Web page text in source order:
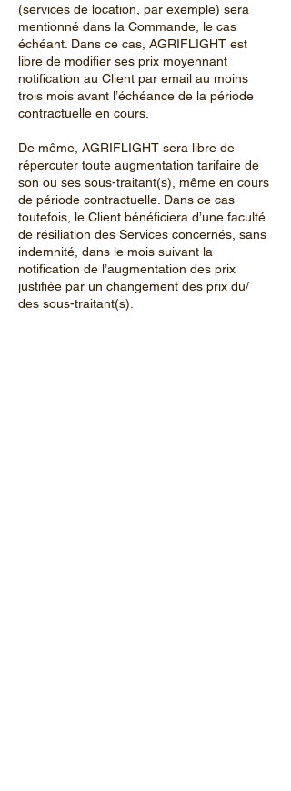
(services de location, par exemple) sera
mentionné dans la Commande, le cas
échéant. Dans ce cas, AGRIFLIGHT est
libre de modifier ses prix moyennant
notification au Client par email au moins
trois mois avant l’échéance de la période
contractuelle en cours.
De même, AGRIFLIGHT sera libre de
répercuter toute augmentation tarifaire de
son ou ses sous-traitant(s), même en cours
de période contractuelle. Dans ce cas
toutefois, le Client bénéficiera d’une faculté
de résiliation des Services concernés, sans
indemnité, dans le mois suivant la
notification de l’augmentation des prix
justifiée par un changement des prix du/
des sous-traitant(s).